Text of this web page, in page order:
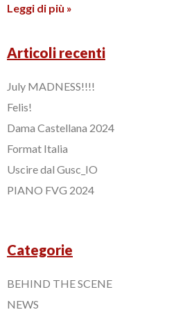
Leggi di più »
Articoli recenti
July MADNESS!!!!
Felis!
Dama Castellana 2024
Format Italia
Uscire dal Gusc_IO
PIANO FVG 2024
Categorie
BEHIND THE SCENE
NEWS